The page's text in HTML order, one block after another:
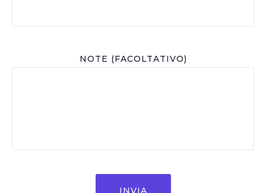
NOTE (FACOLTATIVO)